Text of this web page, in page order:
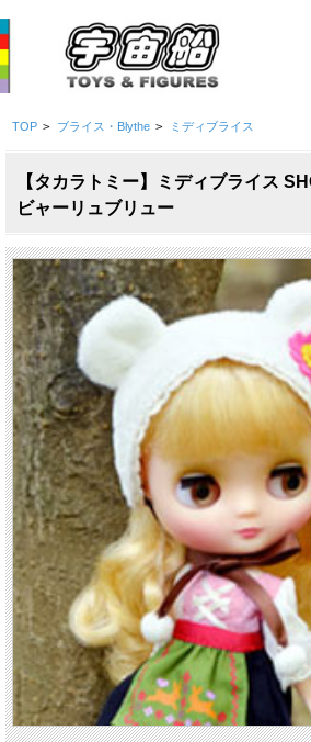
TOP > ブライス・Blythe > ミディブライス
【タカラトミー】ミディブライス
ビャーリュブリュー